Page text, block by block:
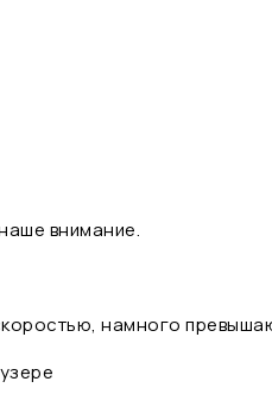
внимание.
намного